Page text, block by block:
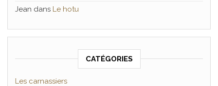
Jean dans Le hotu
CATÉGORIES
Les carnassiers